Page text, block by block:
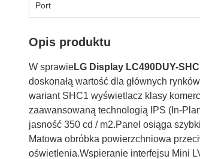
Port
Opis produktu
W sprawieLG Display LC490DUY-
doskonałą wartość dla głównych
wariant SHC1 wyświetlacz klasy
zaawansowaną technologią IPS (In-
jasność 350 cd / m2.Panel osiąga
Matowa obróbka powierzchniowa
oświetlenia.Wspieranie interfejsu Mini